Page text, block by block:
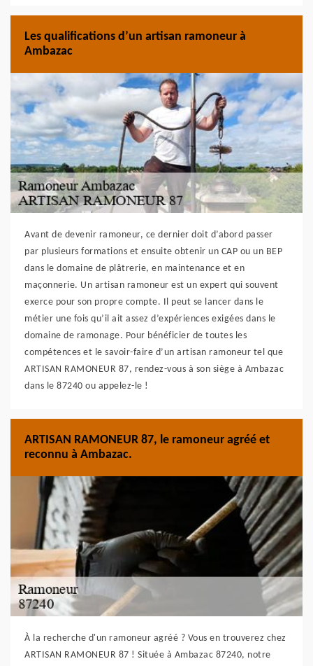
Les qualifications d’un artisan ramoneur à
Ambazac
Avant de devenir ramoneur, ce dernier doit d’abord passer
par plusieurs formations et ensuite obtenir un CAP ou un BEP
dans le domaine de plâtrerie, en maintenance et en
maçonnerie. Un artisan ramoneur est un expert qui souvent
exerce pour son propre compte. Il peut se lancer dans le
métier une fois qu’il ait assez d’expériences exigées dans le
domaine de ramonage. Pour bénéficier de toutes les
compétences et le savoir-faire d’un artisan ramoneur tel que
ARTISAN RAMONEUR 87, rendez-vous à son siège à Ambazac
dans le 87240 ou appelez-le !
ARTISAN RAMONEUR 87, le ramoneur agréé et
reconnu à Ambazac.
À la recherche d'un ramoneur agréé ? Vous en trouverez chez
ARTISAN RAMONEUR 87 ! Située à Ambazac 87240, notre